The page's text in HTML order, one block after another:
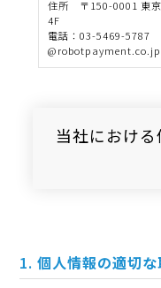
住所 〒150-0001 東
4F
電話：03-5469-5787
@robotpayment.co.jp
当社におけ
個人情報の適切な